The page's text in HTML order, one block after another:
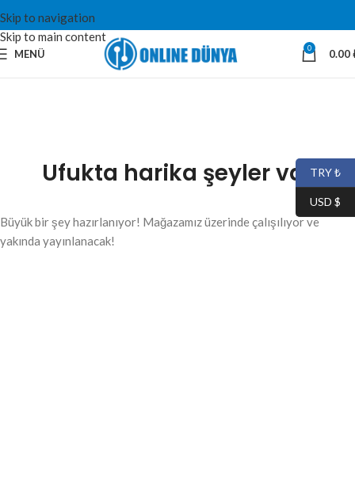
Skip to navigation
Skip to main content
MENÜ 0 0.00
Ufukta harika şeyler var
Büyük bir şey hazırlanıyor! Mağazamız üzerinde çalışılıyor ve
yakında yayınlanacak!
TRY ₺
USD $